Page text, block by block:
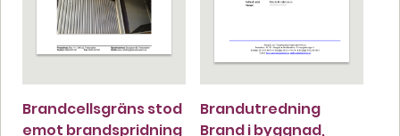
Brandcellsgräns stod
emot brandspridning
Brandutredning
Brand i byggnad,